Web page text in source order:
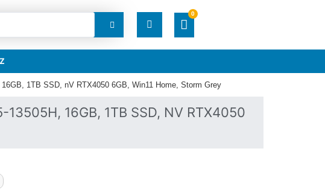
RENDELÉSEK
LETÖLTÉSEK
0
1TB SSD, nV RTX4050 6GB, Win11 Home, Storm Grey
13505H, 16GB, 1TB SSD, NV RTX4050